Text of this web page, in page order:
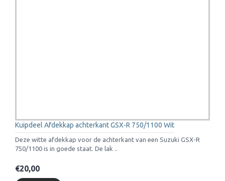
Kuipdeel Afdekkap achterkant GSX-R 750/1100 Wit
Deze witte afdekkap voor de achterkant van een Suzuki GSX-R
750/1100 is in goede staat. De lak ..
€20,00